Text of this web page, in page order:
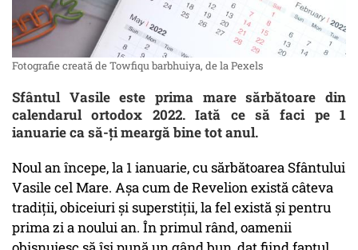
Fotografie creată de Towfiqu barbhuiya, de la Pexels
Sfântul Vasile este prima mare sărbătoare din
calendarul ortodox 2022. Iată ce să faci pe 1
ianuarie ca să-ți meargă bine tot anul.
Noul an începe, la 1 ianuarie, cu sărbătoarea Sfântului
Vasile cel Mare. Așa cum de Revelion există câteva
tradiții, obiceiuri și superstiții, la fel există și pentru
prima zi a noului an. În primul rând, oamenii